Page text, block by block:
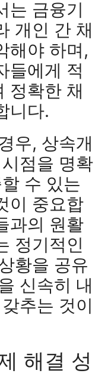
는 금융기
개인 간 채
해야 하며,
들에게 적
정확한 채
니다.
우, 상속개
점을 명확
수 있는
이 중요합
과의 원활
정기적인
황을 공유
신속히 내
추는 것이
해결 성